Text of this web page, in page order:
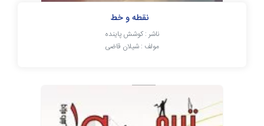
نقطه و خط
ناشر : کوشش پاینده
مولف : شیلان قاضی